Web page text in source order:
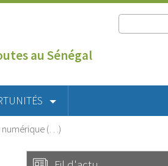
au Sénégal
numérique (…)